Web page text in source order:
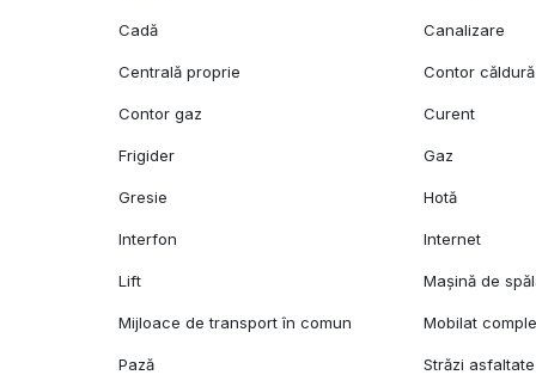
Cadă Canalizare
Centrală proprie Contor căldură
Contor gaz Curent
Frigider Gaz
Gresie Hotă
Interfon Internet
Lift Mașină de
Mijloace de transport în comun Mobilat
Pază Străzi asfaltate